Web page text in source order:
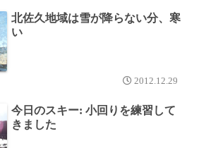
北佐久地域は雪が降らない分、寒
い
2012.12.29
今日のスキー: 小回りを練習して
きました